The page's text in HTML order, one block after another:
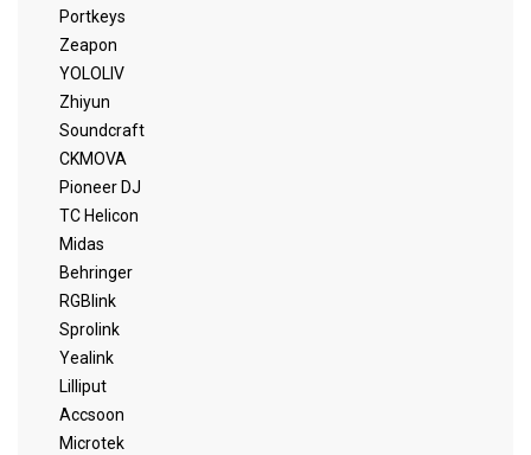
Portkeys
Zeapon
YOLOLIV
Zhiyun
Soundcraft
CKMOVA
Pioneer DJ
TC Helicon
Midas
Behringer
RGBlink
Sprolink
Yealink
Lilliput
Accsoon
Microtek